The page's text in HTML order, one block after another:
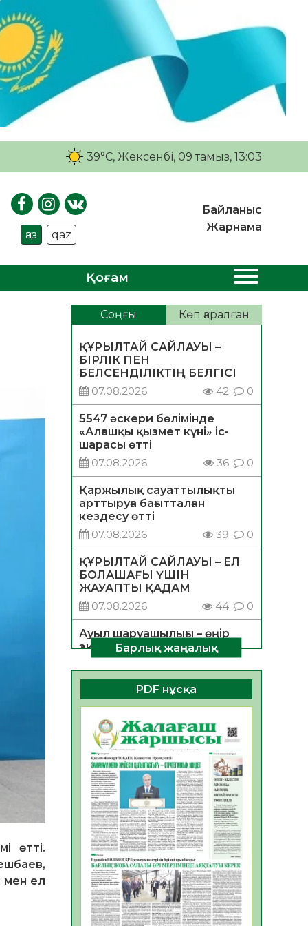
39°C, Жексенбі, 09 тамыз, 13:03
қаз qaz
Байланыс
Жарнама
Қоғам
өтті.
мен ел
Соңғы Көп қаралған
ҚҰРЫЛТАЙ САЙЛАУЫ –
БІРЛІК ПЕН
БЕЛСЕНДІЛІКТІҢ БЕЛГІСІ
07.08.2026
42 0
5547 әскери бөлімінде
«Алғашқы қызмет күні» іс-
шарасы өтті
07.08.2026
36 0
Қаржылық сауаттылықты
арттыруға бағытталған
кездесу өтті
07.08.2026
39 0
ҚҰРЫЛТАЙ САЙЛАУЫ – ЕЛ
БОЛАШАҒЫ ҮШІН
ЖАУАПТЫ ҚАДАМ
07.08.2026
44 0
Ауыл шаруашылығы – өңір
экономикасының негізгі
тірегі
06.08.2026
51 0
ҚОҒАМДЫҚ БЕЛСЕНДІЛІК –
ЕЛ ДАМУЫНЫҢ НЕГІЗІ
06.08.2026
49
ҚҰРЫЛТАЙ САЙЛАУЫ –
БОЛАШАҚҚА БАСТАР
ЖАУАПТЫ ТАҢДАУ
06.08.2026
51
Инфекциялық ауруларға
қарсы иммундау
жұмыстарының тиімділігі
06.08.2026
53
Көкжөтел ауруы туралы
Барлық жаңалық
PDF нұсқа